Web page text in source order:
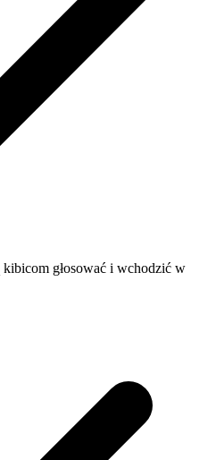
głosować i wchodzić w